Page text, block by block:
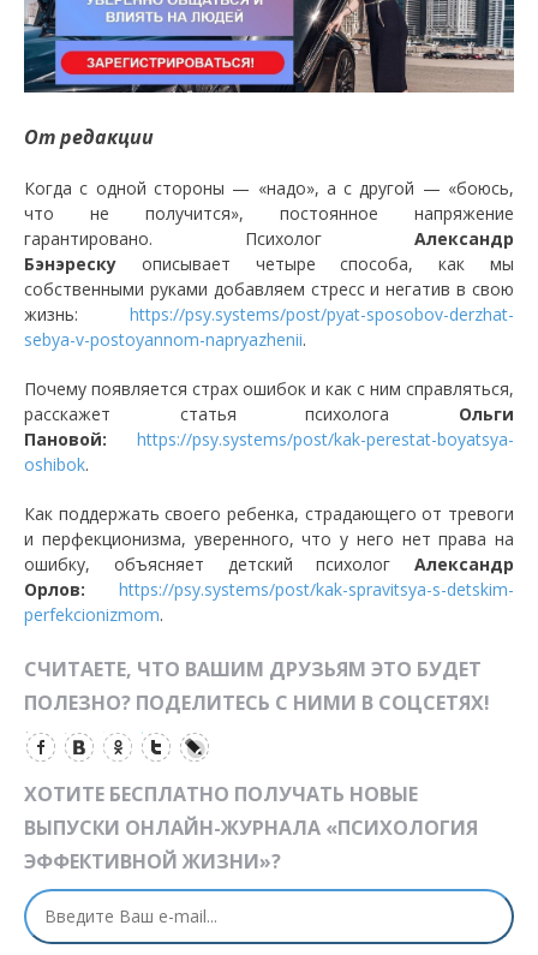
От редакции
Когда с одной стороны — «надо», а с другой — «боюсь,
что не получится», постоянное напряжение
гарантировано. Психолог Александр
Бэнэреску описывает четыре способа, как мы
собственными руками добавляем стресс и негатив в свою
жизнь: https://psy.systems/post/pyat-sposobov-derzhat-
sebya-v-postoyannom-napryazhenii.
Почему появляется страх ошибок и как с ним справляться,
расскажет статья психолога Ольги
Пановой:
https://psy.systems/post/kak-perestat-boyatsya-
oshibok.
Как поддержать своего ребенка, страдающего от тревоги
и перфекционизма, уверенного, что у него нет права на
ошибку, объясняет детский психолог Александр
Орлов:
https://psy.systems/post/kak-spravitsya-s-detskim-
perfekcionizmom.
СЧИТАЕТЕ, ЧТО ВАШИМ ДРУЗЬЯМ ЭТО БУДЕТ
ПОЛЕЗНО? ПОДЕЛИТЕСЬ С НИМИ В СОЦСЕТЯХ!
ХОТИТЕ БЕСПЛАТНО ПОЛУЧАТЬ НОВЫЕ
ВЫПУСКИ ОНЛАЙН-ЖУРНАЛА «ПСИХОЛОГИЯ
ЭФФЕКТИВНОЙ ЖИЗНИ»?